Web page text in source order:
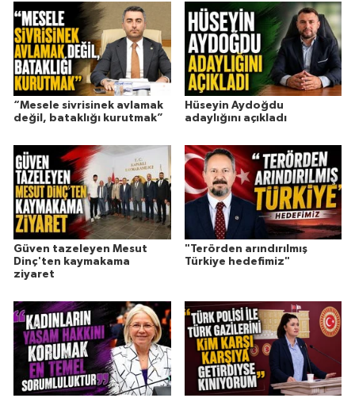
“Mesele sivrisinek avlamak
değil, bataklığı kurutmak”
Hüseyin Aydoğdu
adaylığını açıkladı
Güven tazeleyen Mesut
Dinç'ten kaymakama
ziyaret
"Terörden arındırılmış
Türkiye hedefimiz"